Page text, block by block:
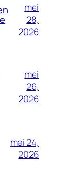
mei
28,
2026
mei
26,
2026
mei 24,
2026